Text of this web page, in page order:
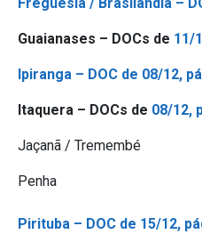
Guaianases – DOCs de 11/
Ipiranga – DOC de 08/12,
Itaquera – DOCs de 08/12,
Jaçanã / Tremembé
Penha
Pirituba – DOC de 15/12,